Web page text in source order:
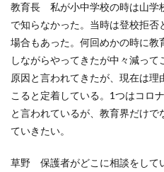
教育長 私が小中学校の時は山学
で知らなかった。当時は登校拒
場合もあった。何回めかの時に教
しながらやってきたが中々減っ
原因と言われてきたが、現在は
こると定着している。1つはコロ
と言われているが、教育界だけで
ていきたい。
草野 保護者がどこに相談をして